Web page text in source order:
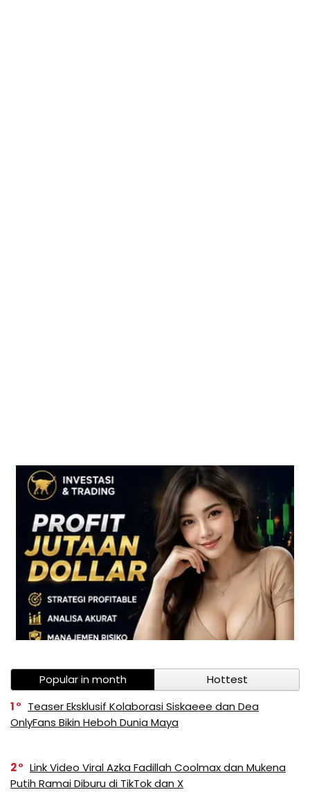
Popular in month
Hottest
1
Teaser Eksklusif Kolaborasi Siskaeee dan Dea
OnlyFans Bikin Heboh Dunia Maya
2
Link Video Viral Azka Fadillah Coolmax dan Mukena
Putih Ramai Diburu di TikTok dan X